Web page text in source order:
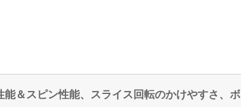
能＆スピン性能、スライス回転のかけやすさ、ボ